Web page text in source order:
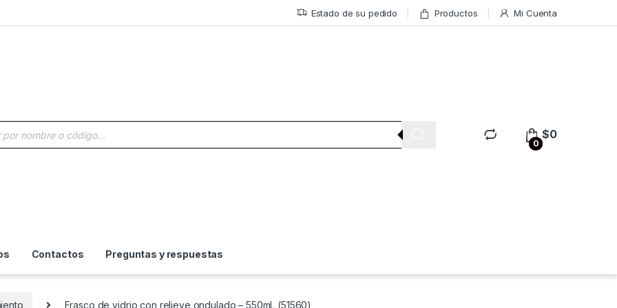
Estado de su pedido Productos Mi Cuenta
de productos
0
$0
Contactos Preguntas y respuestas
Frasco de vidrio con relieve ondulado – 550mL (51560)